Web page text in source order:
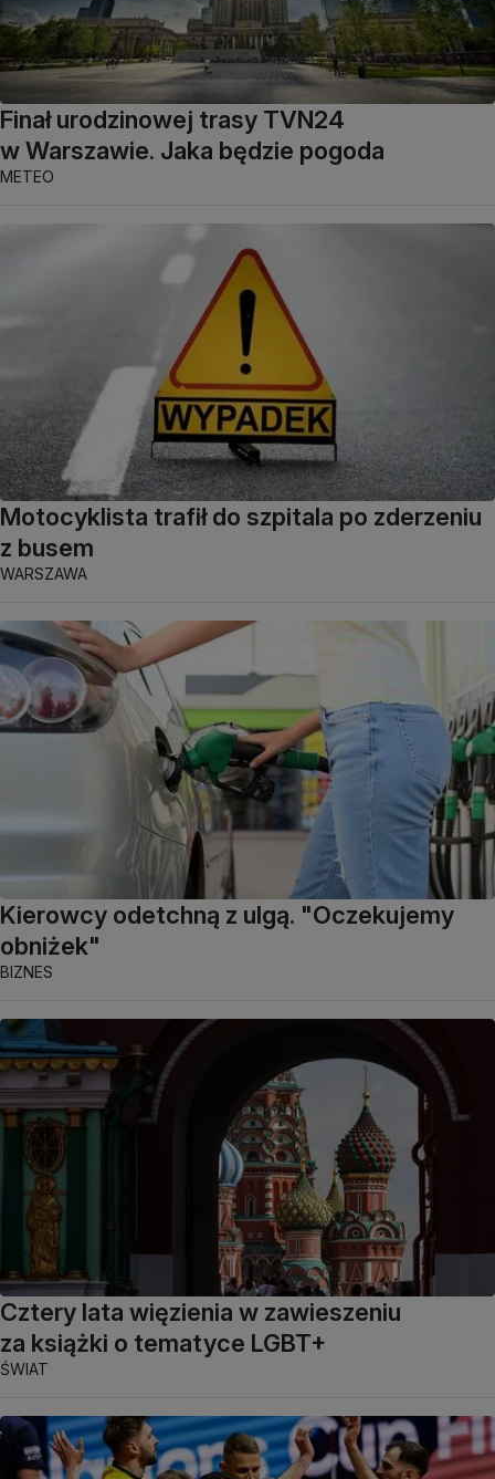
Finał urodzinowej trasy TVN24
w Warszawie. Jaka będzie pogoda
METEO
Motocyklista trafił do szpitala po zderzeniu
z busem
WARSZAWA
Kierowcy odetchną z ulgą. "Oczekujemy
obniżek"
BIZNES
Cztery lata więzienia w zawieszeniu
za książki o tematyce LGBT+
ŚWIAT